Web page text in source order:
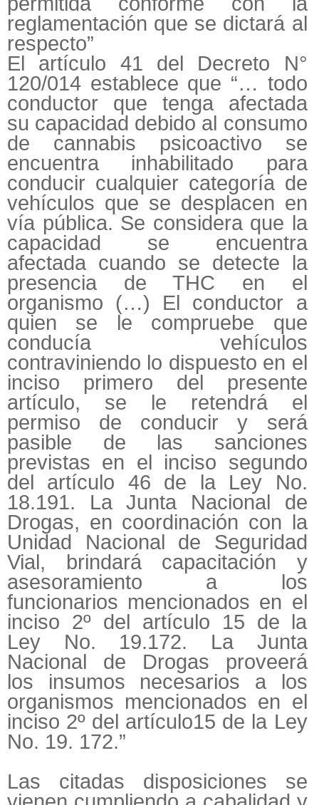
reglamentación que se dictará al
respecto”
El artículo 41 del Decreto N°
120/014 establece que “… todo
conductor que tenga afectada
su capacidad debido al consumo
de cannabis psicoactivo se
encuentra inhabilitado para
conducir cualquier categoría de
vehículos que se desplacen en
vía pública. Se considera que la
capacidad se encuentra
afectada cuando se detecte la
presencia de THC en el
organismo (…) El conductor a
quien se le compruebe que
conducía vehículos
contraviniendo lo dispuesto en el
inciso primero del presente
artículo, se le retendrá el
permiso de conducir y será
pasible de las sanciones
previstas en el inciso segundo
del artículo 46 de la Ley No.
18.191. La Junta Nacional de
Drogas, en coordinación con la
Unidad Nacional de Seguridad
Vial, brindará capacitación y
asesoramiento a los
funcionarios mencionados en el
inciso 2º del artículo 15 de la
Ley No. 19.172. La Junta
Nacional de Drogas proveerá
los insumos necesarios a los
organismos mencionados en el
inciso 2º del artículo15 de la Ley
No. 19. 172.”
Las citadas disposiciones se